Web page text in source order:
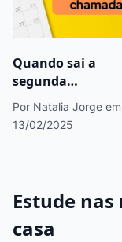
Quando sai a
segunda
chamada do
Prouni 2025.1?
Por Natalia Jorge em
13/02/2025
Estude
casa